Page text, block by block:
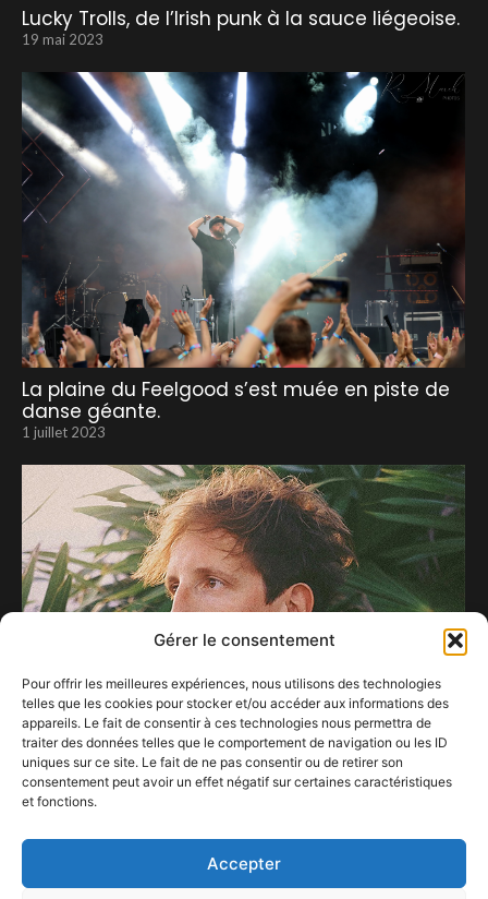
Gérer le consentement
Pour offrir les meilleures expériences, nous utilisons des technologies
telles que les cookies pour stocker et/ou accéder aux informations des
appareils. Le fait de consentir à ces technologies nous permettra de
traiter des données telles que le comportement de navigation ou les ID
uniques sur ce site. Le fait de ne pas consentir ou de retirer son
consentement peut avoir un effet négatif sur certaines caractéristiques
et fonctions.
Accepter
Lucky Trolls, de l’Irish punk à la sauce liégeoise.
19 mai 2023
La plaine du Feelgood s’est muée en piste de
danse géante.
1 juillet 2023
Christian Löffler à la Madeleine
4 avril 2024
8 novembre 2020